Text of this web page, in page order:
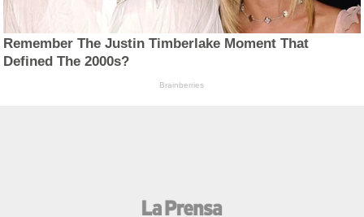
Remember The Justin Timberlake Moment That
Defined The 2000s?
Brainberries